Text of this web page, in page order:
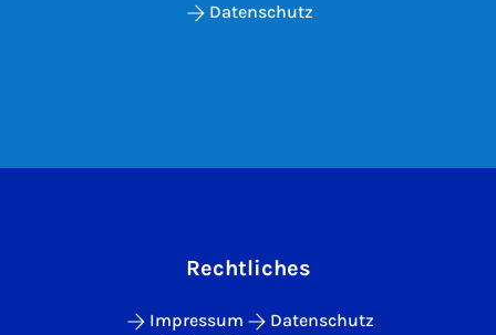
Datenschutz
Rechtliches
Impressum
Datenschutz